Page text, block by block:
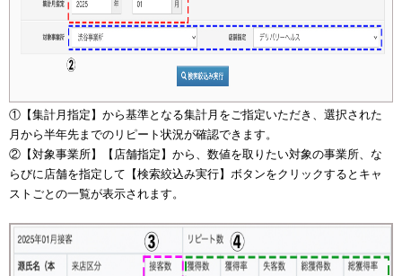
①【集計月指定】から基準となる集計月をご指定いただき、選択された
月から半年先までのリピート状況が確認できます。
②【対象事業所】【店舗指定】から、数値を取りたい対象の事業所、な
らびに店舗を指定して【検索絞込み実行】ボタンをクリックするとキャ
ストごとの一覧が表示されます。